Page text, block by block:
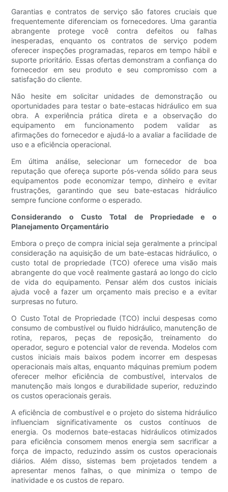
Garantias e contratos de serviço são fatores cruciais que
frequentemente diferenciam os fornecedores. Uma garantia
abrangente protege você contra defeitos ou falhas
inesperadas, enquanto os contratos de serviço podem
oferecer inspeções programadas, reparos em tempo hábil e
suporte prioritário. Essas ofertas demonstram a confiança do
fornecedor em seu produto e seu compromisso com a
satisfação do cliente.
Não hesite em solicitar unidades de demonstração ou
oportunidades para testar o bate-estacas hidráulico em sua
obra. A experiência prática direta e a observação do
equipamento em funcionamento podem validar as
afirmações do fornecedor e ajudá-lo a avaliar a facilidade de
uso e a eficiência operacional.
Em última análise, selecionar um fornecedor de boa
reputação que ofereça suporte pós-venda sólido para seus
equipamentos pode economizar tempo, dinheiro e evitar
frustrações, garantindo que seu bate-estacas hidráulico
sempre funcione conforme o esperado.
Considerando o Custo Total de Propriedade e o
Planejamento Orçamentário
Embora o preço de compra inicial seja geralmente a principal
consideração na aquisição de um bate-estacas hidráulico, o
custo total de propriedade (TCO) oferece uma visão mais
abrangente do que você realmente gastará ao longo do ciclo
de vida do equipamento. Pensar além dos custos iniciais
ajuda você a fazer um orçamento mais preciso e a evitar
surpresas no futuro.
O Custo Total de Propriedade (TCO) inclui despesas como
consumo de combustível ou fluido hidráulico, manutenção de
rotina, reparos, peças de reposição, treinamento do
operador, seguro e potencial valor de revenda. Modelos com
custos iniciais mais baixos podem incorrer em despesas
operacionais mais altas, enquanto máquinas premium podem
oferecer melhor eficiência de combustível, intervalos de
manutenção mais longos e durabilidade superior, reduzindo
os custos operacionais gerais.
A eficiência de combustível e o projeto do sistema hidráulico
influenciam significativamente os custos contínuos de
energia. Os modernos bate-estacas hidráulicos otimizados
para eficiência consomem menos energia sem sacrificar a
força de impacto, reduzindo assim os custos operacionais
diários. Além disso, sistemas bem projetados tendem a
apresentar menos falhas, o que minimiza o tempo de
inatividade e os custos de reparo.